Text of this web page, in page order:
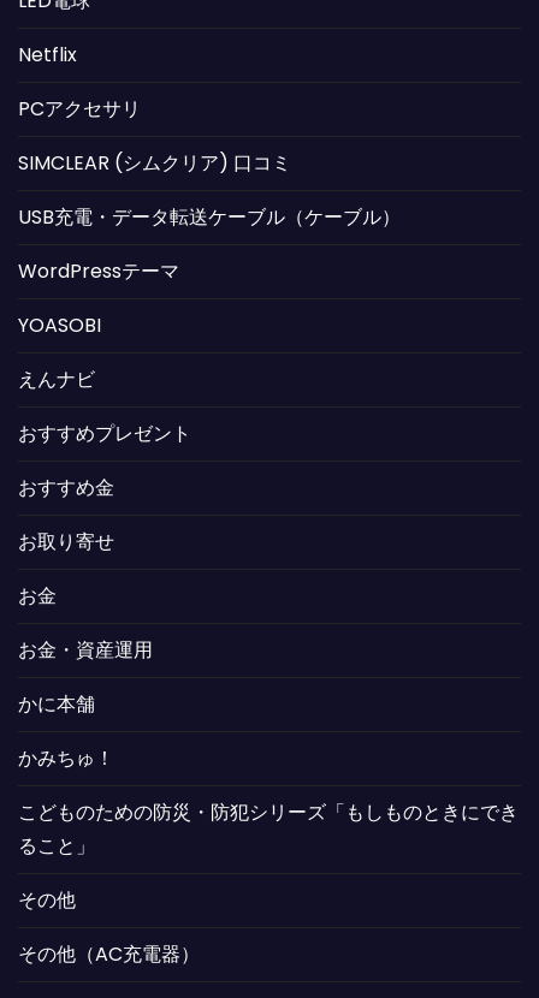
Netflix
PCアクセサリ
SIMCLEAR (シムクリア) 口コミ
USB充電・データ転送ケーブル（ケーブル）
WordPressテーマ
YOASOBI
えんナビ
おすすめプレゼント
おすすめ金
お取り寄せ
お金
お金・資産運用
かに本舗
かみちゅ！
こどものための防災・防犯シリーズ「もしものときにでき
ること」
その他
その他（AC充電器）